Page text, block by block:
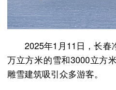
2025年1月11日，长春
万立方米的雪和3000立方
雕雪建筑吸引众多游客。